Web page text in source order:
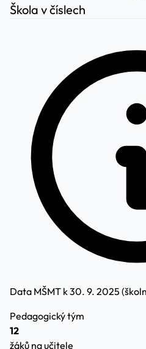
Škola v číslech
Data MŠMT k 30. 9. 2025
Pedagogický tým
12
žáků na učitele